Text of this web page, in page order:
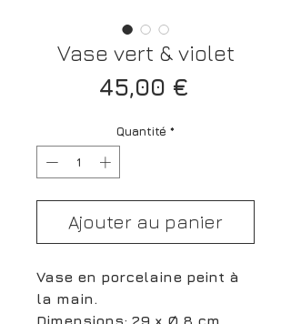
Vase vert & violet
45,00 €Prix
Quantité *
Ajouter au panier
Vase en porcelaine peint à
la main.
Dimensions: 29 x Ø 8 cm